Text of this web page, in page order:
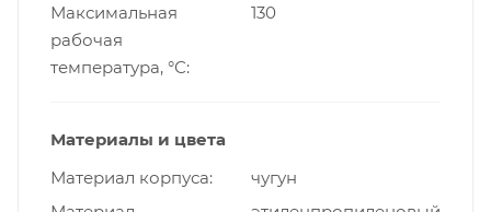
Максимальная
рабочая
температура, °С
130
Материалы и цвета
Материал корпуса
чугун